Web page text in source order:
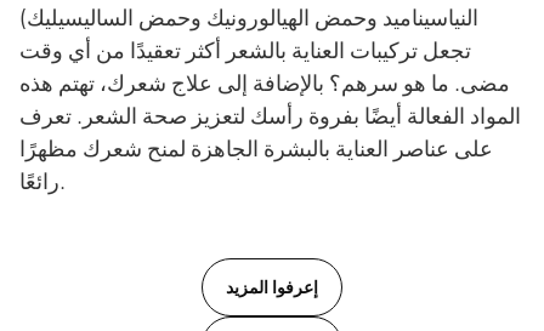
النياسيناميد وحمض الهيالورونيك وحمض الساليسيليك)
تجعل تركيبات العناية بالشعر أكثر تعقيدًا من أي وقت
مضى. ما هو سرهم؟ بالإضافة إلى علاج شعرك، تهتم هذه
المواد الفعالة أيضًا بفروة رأسك لتعزيز صحة الشعر. تعرف
على عناصر العناية بالبشرة الجاهزة لمنح شعرك مظهرًا
رائعًا.
إعرفوا المزيد